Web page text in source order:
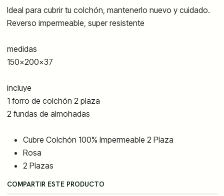
Ideal para cubrir tu colchón, mantenerlo nuevo y cuidado.
Reverso impermeable, super resistente
medidas
150x200x37
incluye
1 forro de colchón 2 plaza
2 fundas de almohadas
Cubre Colchón 100% Impermeable 2 Plaza
Rosa
2 Plazas
COMPARTIR ESTE PRODUCTO